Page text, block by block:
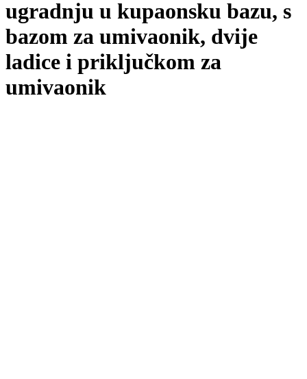
ugradnju u kupaonsku bazu, s
bazom za umivaonik, dvije
ladice i priključkom za
umivaonik